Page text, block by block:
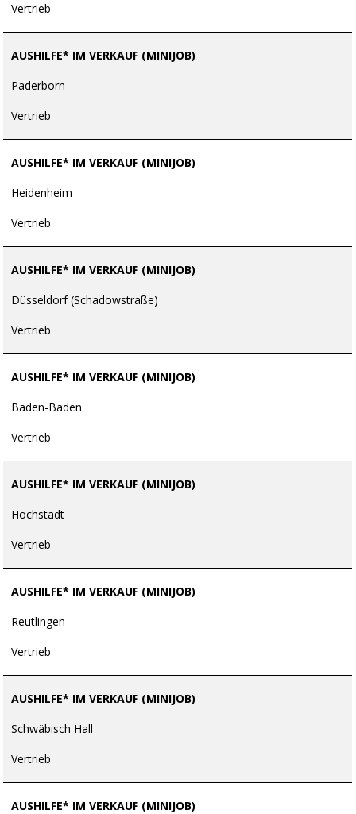
Vertrieb
AUSHILFE* IM VERKAUF (MINIJOB)
Paderborn
Vertrieb
AUSHILFE* IM VERKAUF (MINIJOB)
Heidenheim
Vertrieb
AUSHILFE* IM VERKAUF (MINIJOB)
Düsseldorf (Schadowstraße)
Vertrieb
AUSHILFE* IM VERKAUF (MINIJOB)
Baden-Baden
Vertrieb
AUSHILFE* IM VERKAUF (MINIJOB)
Höchstadt
Vertrieb
AUSHILFE* IM VERKAUF (MINIJOB)
Reutlingen
Vertrieb
AUSHILFE* IM VERKAUF (MINIJOB)
Schwäbisch Hall
Vertrieb
AUSHILFE* IM VERKAUF (MINIJOB)